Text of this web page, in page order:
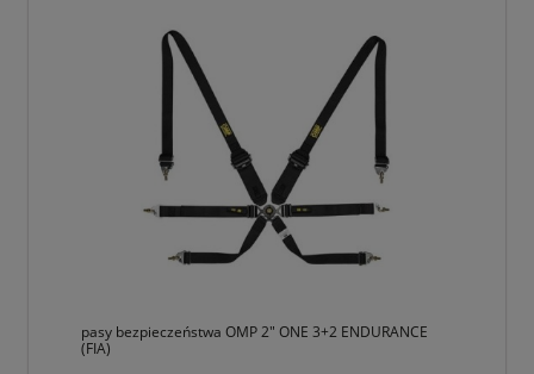
pasy bezpieczeństwa OMP 2" ONE 3+2 ENDURANCE
(FIA)